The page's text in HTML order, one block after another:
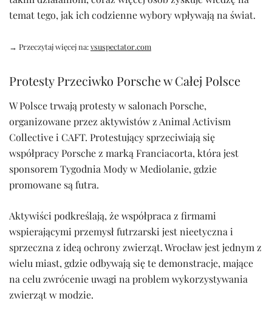
temat tego, jak ich codzienne wybory wpływają na świat.
→ Przeczytaj więcej na:vsuspectator.com
Protesty Przeciwko Porsche w Całej Polsce
W Polsce trwają protesty w salonach Porsche,
organizowane przez aktywistów z Animal Activism
Collective i CAFT. Protestujący sprzeciwiają się
współpracy Porsche z marką Franciacorta, która jest
sponsorem Tygodnia Mody w Mediolanie, gdzie
promowane są futra.
Aktywiści podkreślają, że współpraca z firmami
wspierającymi przemysł futrzarski jest nieetyczna i
sprzeczna z ideą ochrony zwierząt. Wrocław jest jednym z
wielu miast, gdzie odbywają się te demonstracje, mające
na celu zwrócenie uwagi na problem wykorzystywania
zwierząt w modzie.